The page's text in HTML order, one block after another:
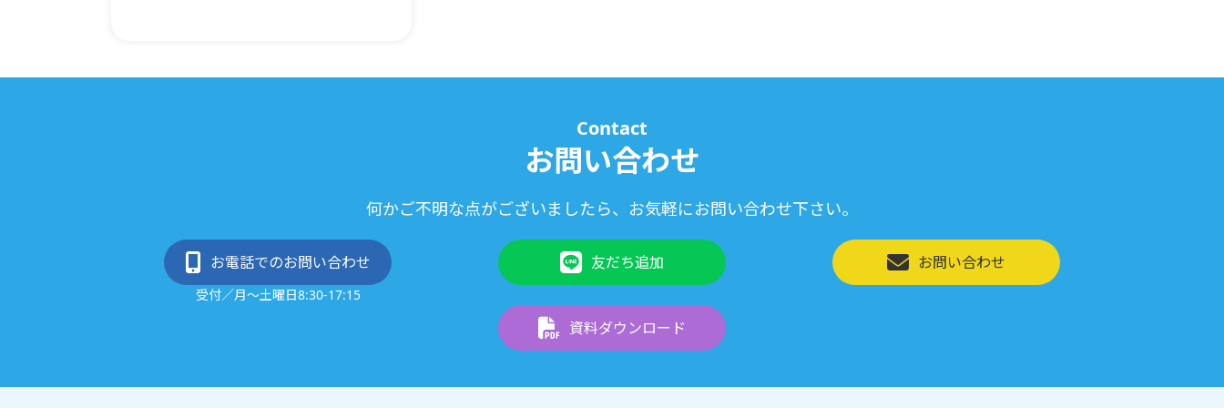
Contact
お問い合わせ
何かご不明な点がございましたら、お気軽にお問い合わせ下さい。
お電話でのお問い合わせ
受付／月～土曜日8:30-17:15
友だち追加 お問い合わせ
資料ダウンロード